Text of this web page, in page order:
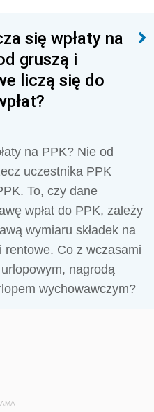
się wpłaty na
gruszą i
liczą się do
na PPK? Nie od
uczestnika PPK
To, czy dane
wpłat do PPK, zależy
wymiaru składek na
rentowe. Co z wczasami
nagrodą
wychowawczym?